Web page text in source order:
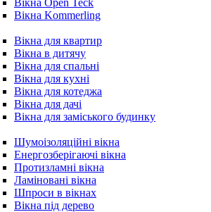
Вікна Open Teck
Вікна Kommerling
Вікна для квартир
Вікна в дитячу
Вікна для спальні
Вікна для кухні
Вікна для котеджа
Вікна для дачі
Вікна для заміського будинку
Шумоізоляційні вікна
Енергозберігаючі вікна
Протизламні вікна
Ламіновані вікна
Шпроси в вікнах
Вікна під дерево